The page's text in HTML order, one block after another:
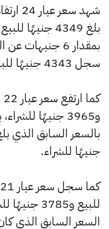
شهد
بمقدار 6
سجل 4343 جنيهًا للبيع و 4320 جنيهًا للشراء.
جنيهًا للشراء.